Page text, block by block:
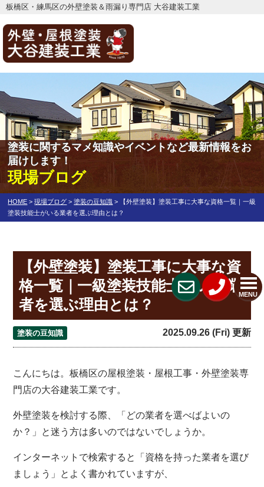
板橋区・練馬区の外壁塗装＆雨漏り専門店 大谷建装工業
MENU
塗装に関するマメ知識やイベントなど最新情報をお
届けします！
現場ブログ
HOME >現場ブログ >塗装の豆知識 >
【外壁塗装】塗装工事に大事な資格一覧｜一級
塗装技能士がいる業者を選ぶ理由とは？
【外壁塗装】塗装工事に大事な資
格一覧｜一級塗装技能士がいる業
者を選ぶ理由とは？
塗装の豆知識 2025.09.26 (Fri) 更新
こんにちは。板橋区の屋根塗装・屋根工事・外壁塗装専
門店の大谷建装工業です。
外壁塗装を検討する際、「どの業者を選べばよいの
か？」と迷う方は多いのではないでしょうか。
インターネットで検索すると「資格を持った業者を選び
ましょう」とよく書かれていますが、